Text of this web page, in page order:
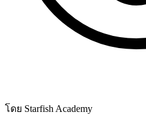
โดย Starfish Academy